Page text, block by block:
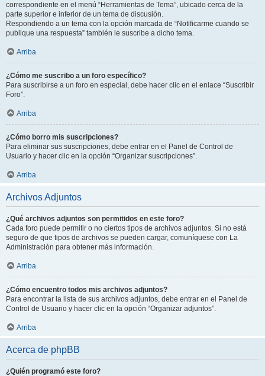
correspondiente en el menú “Herramientas de Tema”, ubicado cerca de la
parte superior e inferior de un tema de discusión.
Respondiendo a un tema con la opción marcada de “Notificarme cuando se
publique una respuesta” también le suscribe a dicho tema.
Arriba
¿Cómo me suscribo a un foro específico?
Para suscribirse a un foro en especial, debe hacer clic en el enlace “Suscribir
Foro”.
Arriba
¿Cómo borro mis suscripciones?
Para eliminar sus suscripciones, debe entrar en el Panel de Control de
Usuario y hacer clic en la opción “Organizar suscripciones”.
Arriba
Archivos Adjuntos
¿Qué archivos adjuntos son permitidos en este foro?
Cada foro puede permitir o no ciertos tipos de archivos adjuntos. Si no está
seguro de que tipos de archivos se pueden cargar, comuníquese con La
Administración para obtener más información.
Arriba
¿Cómo encuentro todos mis archivos adjuntos?
Para encontrar la lista de sus archivos adjuntos, debe entrar en el Panel de
Control de Usuario y hacer clic en la opción “Organizar adjuntos”.
Arriba
Acerca de phpBB
¿Quién programó este foro?